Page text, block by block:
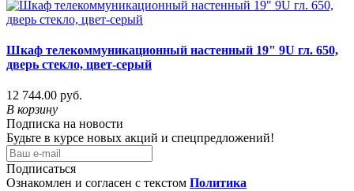
Шкаф телекоммуникационный настенный 19" 9U гл. 650,
дверь стекло, цвет-серый
12 744.00 руб.
В корзину
Подписка на новости
Будьте в курсе новых акций и спецпредложений!
Подписаться
Ознакомлен и согласен с текстом Политика